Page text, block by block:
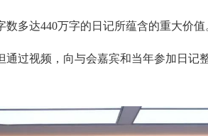
数多达440万字的日记所蕴含的重大价
通过视频，向与会嘉宾和当年参加日记